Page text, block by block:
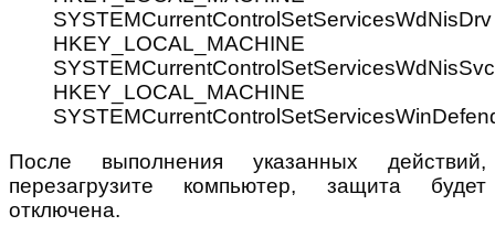
SYSTEMCurrentControlSetServicesWdNisDrv
HKEY_LOCAL_MACHINE
SYSTEMCurrentControlSetServicesWdNisSvc
HKEY_LOCAL_MACHINE
После выполнения указанных действий,
перезагрузите компьютер, защита будет
отключена.